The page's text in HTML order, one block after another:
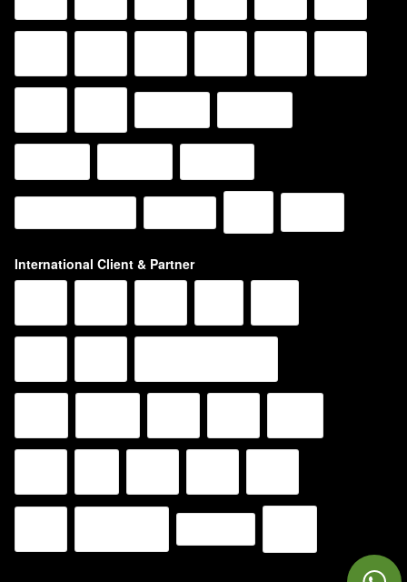
International Client & Partner